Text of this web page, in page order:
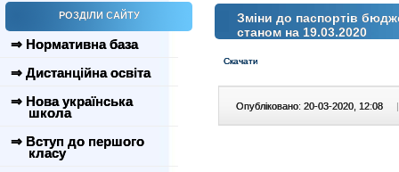
РОЗДІЛИ САЙТУ
⇒ Нормативна база
⇒ Дистанційна освіта
⇒ Нова українська
школа
⇒ Вступ до першого
класу
Зміни до паспортів
станом на 19.03.2020
Скачати
Опубліковано: 20-03-2020, 12:08 |